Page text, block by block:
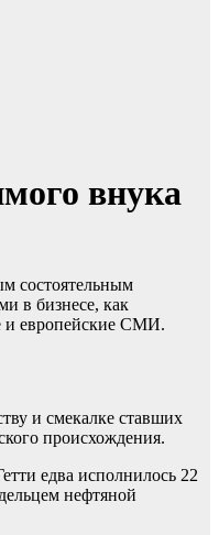
внука
состоятельным
в бизнесе, как
и европейские СМИ.
и смекалке ставших
происхождения.
едва исполнилось 22
нефтяной